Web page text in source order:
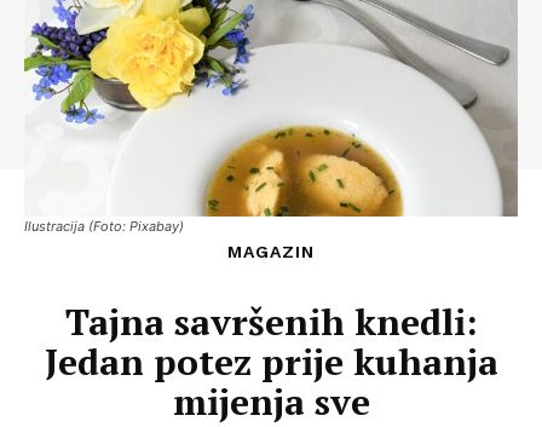
Ilustracija (Foto: Pixabay)
MAGAZIN
Tajna savršenih knedli:
Jedan potez prije kuhanja
mijenja sve